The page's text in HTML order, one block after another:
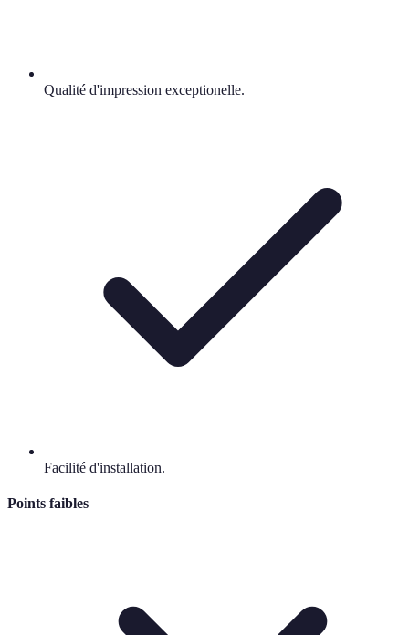
Qualité d'impression exceptionelle.
Facilité d'installation.
Points faibles